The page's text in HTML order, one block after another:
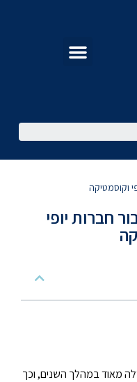
וקוסמטיקה
חברות יופי
מאוד במהלך השנים, וכך